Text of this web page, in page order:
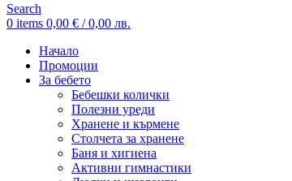
Search
0 items 0,00 € / 0,00 лв.
Начало
Промоции
За бебето
Бебешки колички
Полезни уреди
Хранене и кърмене
Столчета за хранене
Баня и хигиена
Активни гимнастики